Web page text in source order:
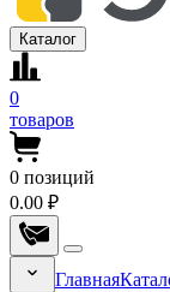
Каталог
0
товаров
0 позиций
0.00 ₽
Главная